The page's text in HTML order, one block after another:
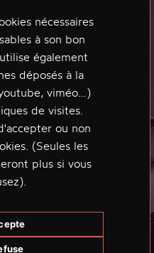
nécessaires
à son bon
également
déposés à la
viméo…)
de visites.
ou non
(Seules les
plus si vous